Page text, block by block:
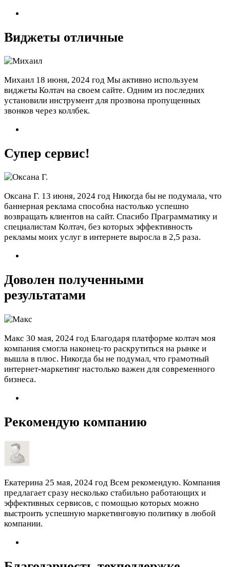
Виджеты отличные
Михаил 18 июня, 2024 год Мы активно используем
виджеты Колтач на своем сайте. Одним из последних
установили инструмент для прозвона пропущенных
звонков через коллбек.
Супер сервис!
Оксана Г. 13 июня, 2024 год Никогда бы не подумала, что
баннерная реклама способна настолько успешно
возвращать клиентов на сайт. Спасибо Праграмматику и
специалистам Колтач, без которых эффективность
рекламы моих услуг в интернете выросла в 2,5 раза.
Доволен полученными
результатами
Макс 30 мая, 2024 год Благодаря платформе колтач моя
компания смогла наконец-то раскрутиться на рынке и
вышла в плюс. Никогда бы не подумал, что грамотный
интернет-маркетинг настолько важен для современного
бизнеса.
Рекомендую компанию
Екатерина 25 мая, 2024 год Всем рекомендую. Компания
предлагает сразу несколько стабильно работающих и
эффективных сервисов, с помощью которых можно
выстроить успешную маркетинговую политику в любой
компании.